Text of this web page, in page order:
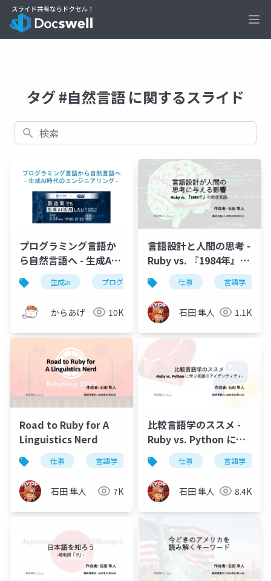
タグ #自然言語 に関するスライド
検索
プログラミング言語か
ら自然言語へ - 生成AI
時代のエンジニアリン
グ-
生成ai プログラミング 自然言語 コンテ
からあげ 10K
言語設計と人間の思考 -
Ruby vs. 『1984年』の
架空言語-
仕事 言語学
石田 隼人 1.1K
Road to Ruby for A
Linguistics Nerd
仕事 言語学 自然言語 プログラミング言
石田 隼人 7K
比較言語学のススメ -
Ruby vs. Python に学
ぶ言語のアイデンティ
ティ-
仕事 言語学
石田 隼人 8.4K